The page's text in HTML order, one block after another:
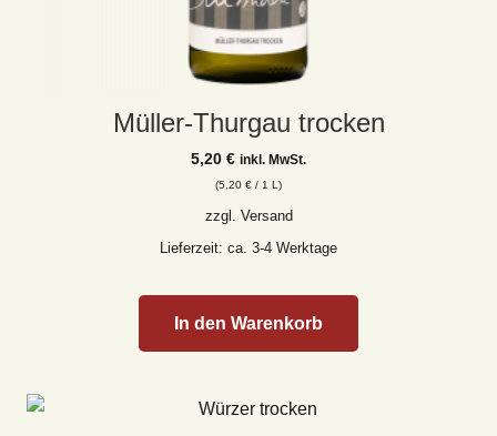
Müller-Thurgau trocken
5,20 € inkl. MwSt.
(5,20 € / 1 L)
zzgl. Versand
Lieferzeit: ca. 3-4 Werktage
In den Warenkorb